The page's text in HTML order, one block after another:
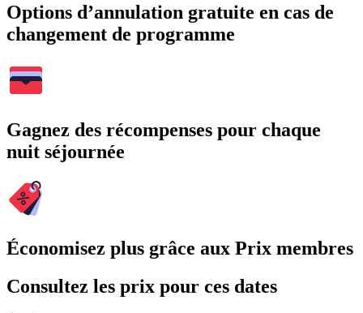
Options d’annulation gratuite en cas de
changement de programme
Gagnez des récompenses pour chaque
nuit séjournée
Économisez plus grâce aux Prix membres
Consultez les prix pour ces dates